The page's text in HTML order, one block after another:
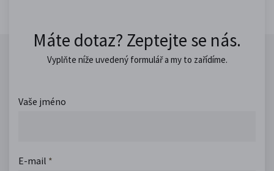
Máte dotaz? Zeptejte se nás.
Vyplňte níže uvedený formulář a my to zařídíme.
Vaše jméno
E-mail *